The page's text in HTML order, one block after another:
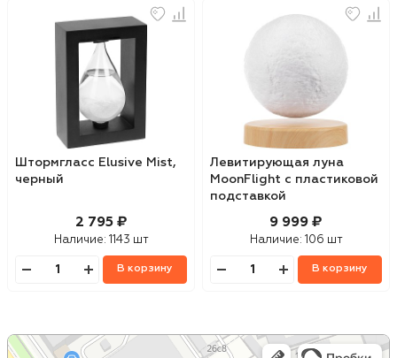
Штормгласс Elusive Mist,
черный
2 795 ₽
Наличие: 1143 шт
В корзину
Левитирующая луна
MoonFlight с пластиковой
подставкой
9 999 ₽
Наличие: 106 шт
В корзину